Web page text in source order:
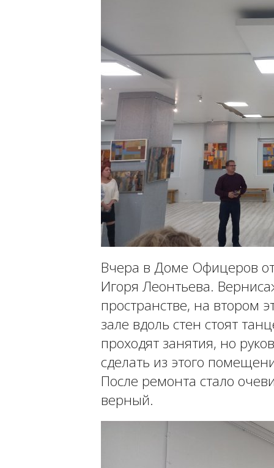
Вчера в Доме Офицеров
Игоря Леонтьева.
пространстве, на втором
зале вдоль стен стоят
проходят занятия, но
сделать из этого
После ремонта стало
верный.